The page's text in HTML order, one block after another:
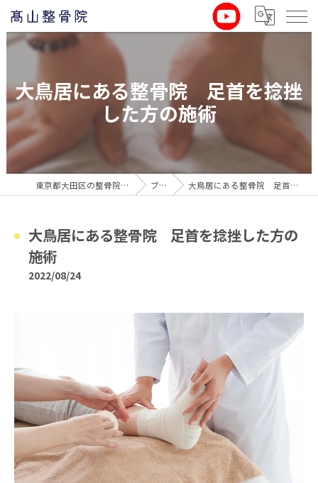
大鳥居にある整骨院 足首を捻挫
した方の施術
東京都大田区の整骨院なら髙山整骨院 ブログ 大鳥居にある整骨院 足首を捻挫した方の施術
大鳥居にある整骨院 足首を捻挫した方の
施術
2022/08/24